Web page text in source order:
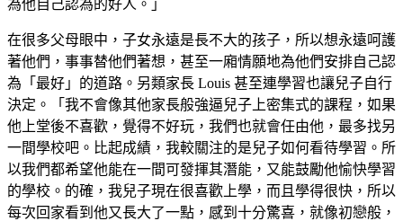
為他自己認為的好人。」
在很多父母眼中，子女永遠是長不大的孩子，所以想永遠呵護
著他們，事事替他們著想，甚至一廂情願地為他們安排自己認
為「最好」的道路。另類家長 Louis 甚至連學習也讓兒子自行
決定。「我不會像其他家長般強逼兒子上密集式的課程，如果
他上堂後不喜歡，覺得不好玩，我們也就會任由他，最多找另
一間學校吧。比起成績，我較關注的是兒子如何看待學習。所
以我們都希望他能在一間可發揮其潛能，又能鼓勵他愉快學習
的學校。的確，我兒子現在很喜歡上學，而且學得很快，所以
每次回家看到他又長大了一點，感到十分驚喜，就像初戀般，